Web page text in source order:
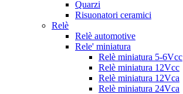
Quarzi
Risuonatori ceramici
Relè
Relè automotive
Rele' miniatura
Relè miniatura 5-6Vcc
Relè miniatura 12Vcc
Relè miniatura 12Vca
Relè miniatura 24Vca